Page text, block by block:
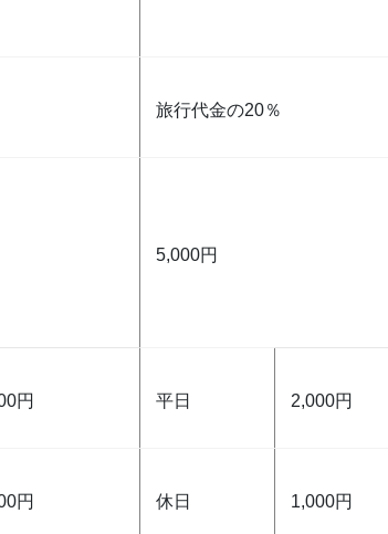
旅行代金の20％
5,000円
円 平日 2,000円
円 休日 1,000円